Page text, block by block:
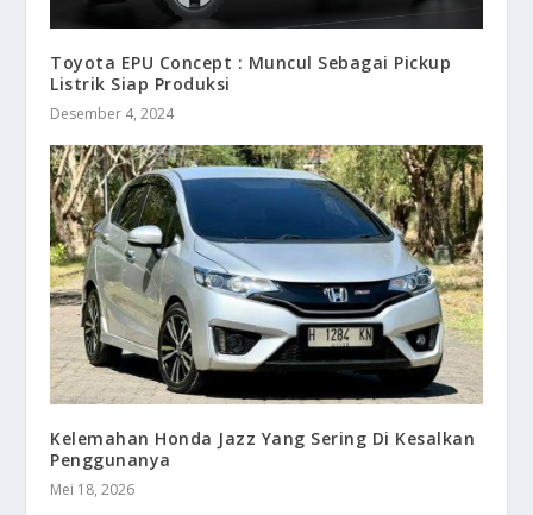
Toyota EPU Concept : Muncul Sebagai Pickup
Listrik Siap Produksi
Desember 4, 2024
Kelemahan Honda Jazz Yang Sering Di Kesalkan
Penggunanya
Mei 18, 2026